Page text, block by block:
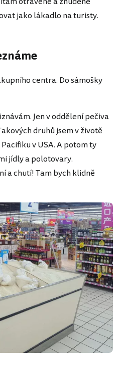
jako lákadlo na turisty.
centra. Do sámošky
Jen v oddělení pečiva
druhů jsem v životě
v USA. A potom ty
jídly a polotovary.
a chutí! Tam bych klidně